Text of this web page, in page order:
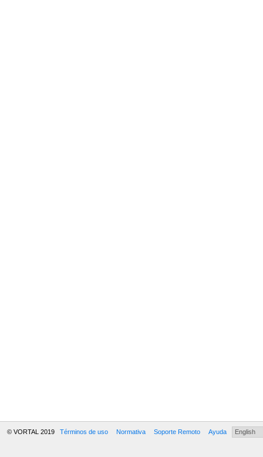
© VORTAL 2019 Términos de uso Normativa Soporte Remoto Ayuda